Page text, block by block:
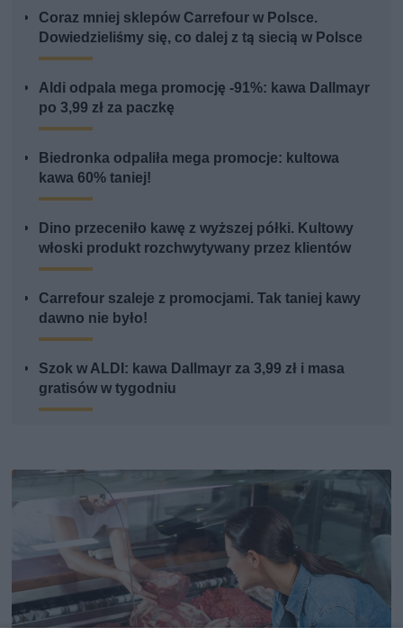
Coraz mniej sklepów Carrefour w Polsce.
Dowiedzieliśmy się, co dalej z tą siecią w Polsce
Aldi odpala mega promocję -91%: kawa Dallmayr
po 3,99 zł za paczkę
Biedronka odpaliła mega promocje: kultowa
kawa 60% taniej!
Dino przeceniło kawę z wyższej półki. Kultowy
włoski produkt rozchwytywany przez klientów
Carrefour szaleje z promocjami. Tak taniej kawy
dawno nie było!
Szok w ALDI: kawa Dallmayr za 3,99 zł i masa
gratisów w tygodniu